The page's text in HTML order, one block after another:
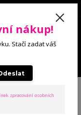
0 Kč
nákup!
Stačí zadat váš
zpracování osobních